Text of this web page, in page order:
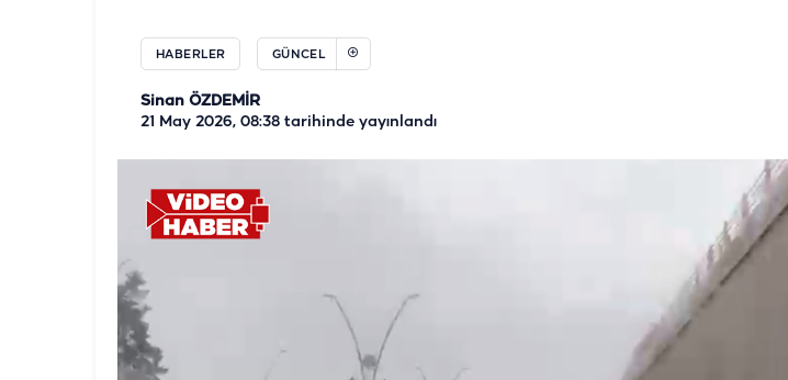
HABERLER GÜNCEL
Sinan ÖZDEMİR
21 May 2026, 08:38 tarihinde yayınlandı